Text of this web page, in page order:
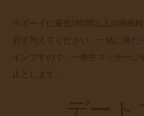
※ボーイに最低5時間以上の睡眠時
必ず与えてください。一緒に寝た
インですので、一晩中マッサージ
止とします。